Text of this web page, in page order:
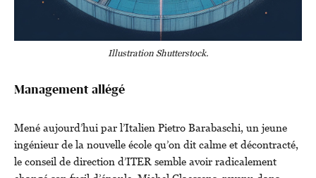
Illustration Shutterstock.
Management allégé
Mené aujourd’hui par l’Italien Pietro Barabaschi, un jeune
ingénieur de la nouvelle école qu’on dit calme et décontracté,
le conseil de direction d’ITER semble avoir radicalement